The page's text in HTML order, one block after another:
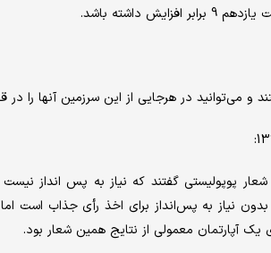
می‌توانید در هرجایی از این سرزمین آنها را
پوپولیستی گفتند که نیاز به پس انداز